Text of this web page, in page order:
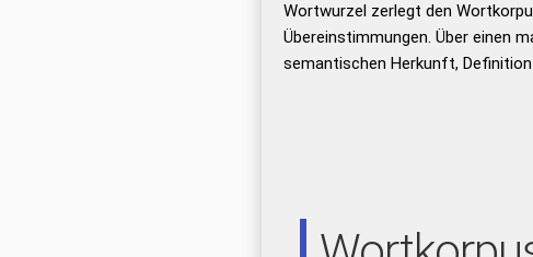
Wortwurzel zerlegt den
Übereinstimmungen. Über einen
semantischen Herkunft,